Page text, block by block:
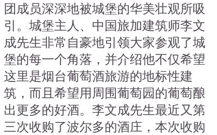
团成员深深地被城堡的华美壮观所吸
引。城堡主人、中国旅加建筑师李文
成先生非常自豪地引领大家参观了城
堡的每一个角落，并介绍他不仅希望
这里是烟台葡萄酒旅游的地标性建
筑，而且希望用周围葡萄园的葡萄酿
出更多的好酒。李文成先生最近又第
三次收购了波尔多的酒庄，本次收购